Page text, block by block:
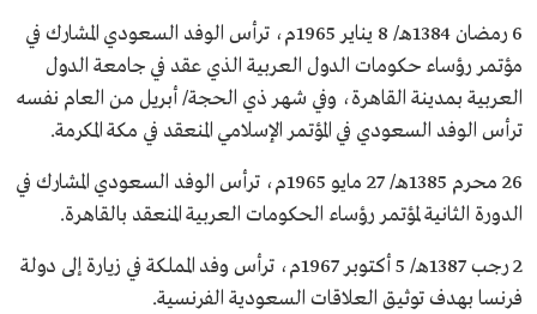
6 رمضان 1384هـ/ 8 يناير 1965م، ترأس الوفد السعودي المشارك في
مؤتمر رؤساء حكومات الدول العربية الذي عقد في جامعة الدول
العربية بمدينة القاهرة، وفي شهر ذي الحجة/ أبريل من العام نفسه
ترأس الوفد السعودي في المؤتمر الإسلامي المنعقد في مكة المكرمة.
26 محرم 1385هـ/ 27 مايو 1965م، ترأس الوفد السعودي المشارك في
الدورة الثانية لمؤتمر رؤساء الحكومات العربية المنعقد بالقاهرة.
2 رجب 1387هـ/ 5 أكتوبر 1967م، ترأس وفد المملكة في زيارة إلى دولة
فرنسا بهدف توثيق العلاقات السعودية الفرنسية.